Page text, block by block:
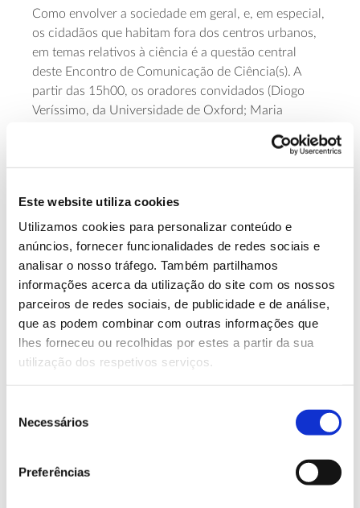
Este website utiliza cookies
Utilizamos cookies para personalizar conteúdo e
anúncios, fornecer funcionalidades de redes sociais e
analisar o nosso tráfego. Também partilhamos
informações acerca da utilização do site com os nossos
parceiros de redes sociais, de publicidade e de análise,
que as podem combinar com outras informações que
lhes forneceu ou recolhidas por estes a partir da sua
utilização dos respetivos serviços.
Necessários
Preferências
Como envolver a sociedade em geral, e, em especial,
os cidadãos que habitam fora dos centros urbanos,
em temas relativos à ciência é a questão central
deste Encontro de Comunicação de Ciência(s). A
partir das 15h00, os oradores convidados (Diogo
Veríssimo, da Universidade de Oxford; Maria
Matos, do projeto BioLiving e Município de Lousada)
falam sobre formas criativas de promover este
conta com a organização da Comunidade de
Comunicadores de Ciência da Faculdade de Ciências
da Universidade de Lisboa. Para participar
gratuitamente baste inscrever-se,aqui.
Saiba mais sobre este evento
13.07.2026
conhecer para conservar